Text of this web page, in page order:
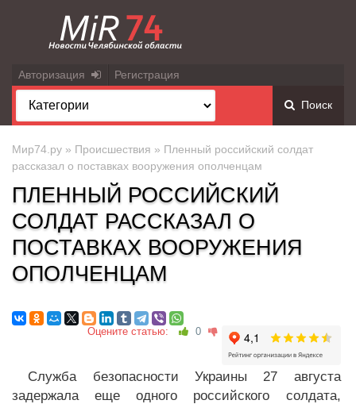
Авторизация Регистрация
Поиск
Мир74.ру » Происшествия » Пленный российский солдат
рассказал о поставках вооружения ополченцам
ПЛЕННЫЙ РОССИЙСКИЙ
СОЛДАТ РАССКАЗАЛ О
ПОСТАВКАХ ВООРУЖЕНИЯ
ОПОЛЧЕНЦАМ
Оцените статью: 0
Служба безопасности Украины 27 августа
задержала еще одного российского солдата,